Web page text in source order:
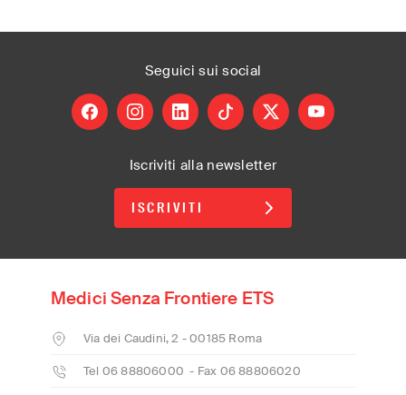
Seguici sui social
facebookinstagramlinkedintiktok X youtube
Iscriviti alla newsletter
ISCRIVITI
Medici Senza Frontiere ETS
Via dei Caudini, 2 - 00185 Roma
Tel 06 88806000 - Fax 06 88806020